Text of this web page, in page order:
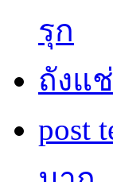
รุก
ถังแ
post